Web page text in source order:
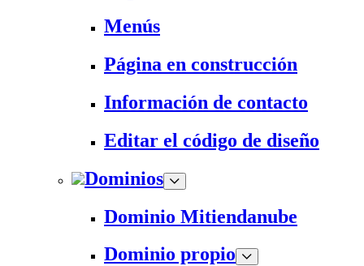
Menús
Página en construcción
Información de contacto
Editar el código de diseño
Dominios
Dominio Mitiendanube
Dominio propio